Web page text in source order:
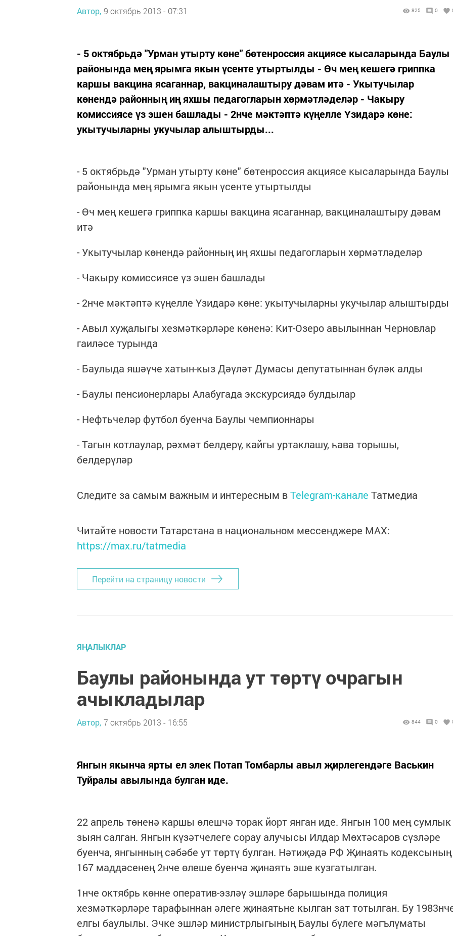
Автор, 9 октябрь 2013 - 07:31 825 0
- 5 октябрьдә "Урман утырту көне" бөтенроссия акциясе кысаларында Баулы
районында мең ярымга якын үсенте утыртылды - Өч мең кешегә гриппка
каршы вакцина ясаганнар, вакциналаштыру дәвам итә - Укытучылар
көнендә районның иң яхшы педагогларын хөрмәтләделәр - Чакыру
комиссиясе үз эшен башлады - 2нче мәктәптә күңелле Үзидарә көне:
укытучыларны укучылар алыштырды...
- 5 октябрьдә "Урман утырту көне" бөтенроссия акциясе кысаларында Баулы
районында мең ярымга якын үсенте утыртылды
- Өч мең кешегә гриппка каршы вакцина ясаганнар, вакциналаштыру дәвам
итә
- Укытучылар көнендә районның иң яхшы педагогларын хөрмәтләделәр
- Чакыру комиссиясе үз эшен башлады
- 2нче мәктәптә күңелле Үзидарә көне: укытучыларны укучылар алыштырды
- Авыл хуҗалыгы хезмәткәрләре көненә: Кит-Озеро авылыннан Черновлар
гаиләсе турында
- Баулыда яшәүче хатын-кыз Дәүләт Думасы депутатыннан бүләк алды
- Баулы пенсионерлары Алабугада экскурсиядә булдылар
- Нефтьчеләр футбол буенча Баулы чемпионнары
- Тагын котлаулар, рәхмәт белдерү, кайгы уртаклашу, һава торышы,
белдерүләр
Следите за самым важным и интересным вTelegram-канале Татмедиа
Читайте новости Татарстана в национальном мессенджере MАХ:
https://max.ru/tatmedia
Перейти на страницу новости
ЯҢАЛЫКЛАР
Баулы районында ут төртү очрагын
ачыкладылар
Автор, 7 октябрь 2013 - 16:55 844 0
Янгын якынча ярты ел элек Потап Томбарлы авыл җирлегендәге Васькин
Туйралы авылында булган иде.
22 апрель төненә каршы өлешчә торак йорт янган иде. Янгын 100 мең сумлык
зыян салган. Янгын күзәтчелеге сорау алучысы Илдар Мөхтәсаров сүзләре
буенча, янгынның сәбәбе ут төртү булган. Нәтиҗәдә РФ Җинаять кодексының
167 маддәсенең 2нче өлеше буенча җинаять эше кузгатылган.
1нче октябрь көнне оператив-эзләү эшләре барышында полиция
хезмәткәрләре тарафыннан әлеге җинаятьне кылган зат тотылган. Бу
елгы баулылы. Эчке эшләр министрлыгының Баулы бүлеге мәгълүматы